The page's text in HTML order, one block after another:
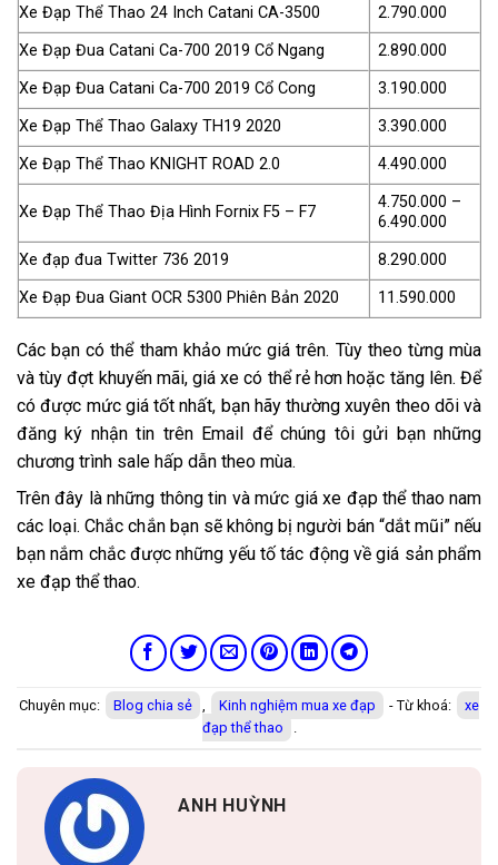
Xe Đạp Thể Thao 24 Inch Catani CA-3500
2.790.000
Xe Đạp Đua Catani Ca-700 2019 Cổ Ngang
2.890.000
Xe Đạp Đua Catani Ca-700 2019 Cổ Cong
3.190.000
Xe Đạp Thể Thao Galaxy TH19 2020
3.390.000
Xe Đạp Thể Thao KNIGHT ROAD 2.0
4.490.000
Xe Đạp Thể Thao Địa Hình Fornix F5 – F7
4.750.000 –
6.490.000
Xe đạp đua Twitter 736 2019
8.290.000
Xe Đạp Đua Giant OCR 5300 Phiên Bản 2020
11.590.000
Các bạn có thể tham khảo mức giá trên. Tùy theo từng mùa
và tùy đợt khuyến mãi, giá xe có thể rẻ hơn hoặc tăng lên. Để
có được mức giá tốt nhất, bạn hãy thường xuyên theo dõi và
đăng ký nhận tin trên Email để chúng tôi gửi bạn những
chương trình sale hấp dẫn theo mùa.
Trên đây là những thông tin và mức giá xe đạp thể thao nam
các loại. Chắc chắn bạn sẽ không bị người bán “dắt mũi” nếu
bạn nắm chắc được những yếu tố tác động về giá sản phẩm
xe đạp thể thao.
Chuyên mục: Blog chia sẻ Kinh nghiệm mua xe đạp - Từ khoá:
xe
đạp thể thao
ANH HUỲNH